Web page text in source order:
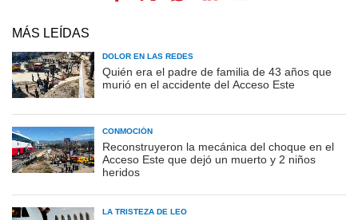
MÁS LEÍDAS
DOLOR EN LAS REDES
Quién era el padre de familia de 43 años que
murió en el accidente del Acceso Este
CONMOCIÓN
Reconstruyeron la mecánica del choque en el
Acceso Este que dejó un muerto y 2 niños
heridos
LA TRISTEZA DE LEO